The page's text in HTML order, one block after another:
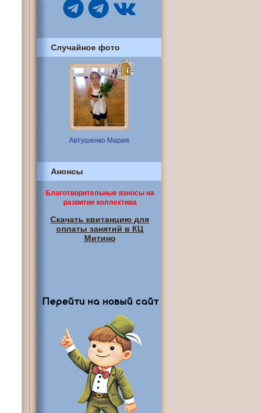
Случайное фото
Автушенко Мария
Анонсы
Благотворительные взносы на
развитие коллектива
Скачать квитанцию для
оплаты занятий в КЦ
Митино